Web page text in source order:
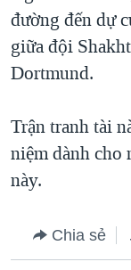
đường đến dự
giữa đội
Dortmund.
Trận tranh tài
niệm dành cho
này.
Chia sẻ